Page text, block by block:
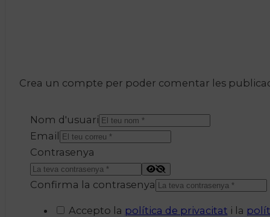
Crea un compte per poder comentar les
Nom d'usuari
Email
Contrasenya
Confirma la contrasenya
Accepto la política de privacitat i la